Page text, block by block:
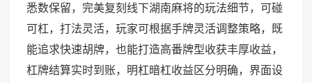
悉数保留，完美复刻线下湖南麻将的玩法细节，可碰
可杠，打法灵活，玩家可根据手牌灵活调整策略，既
能追求快速胡牌，也能打造高番牌型收获丰厚收益，
杠牌结算实时到账，明杠暗杠收益区分明确，界面设